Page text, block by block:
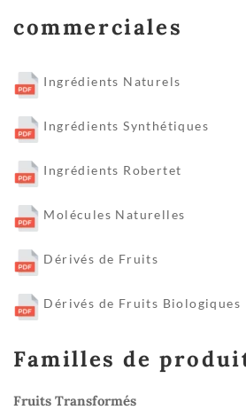
commerciales
Ingrédients Naturels
Ingrédients Synthétiques
Ingrédients Robertet
Molécules Naturelles
Dérivés de Fruits
Dérivés de Fruits Biologiques
Familles de
Fruits Transformés